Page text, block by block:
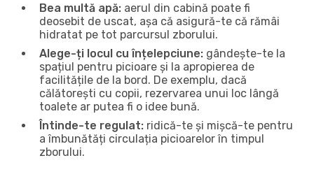
Bea multă apă: aerul din cabină poate fi
deosebit de uscat, așa că asigură-te că rămâi
hidratat pe tot parcursul zborului.
Alege-ți locul cu înțelepciune: gândește-te la
spațiul pentru picioare și la apropierea de
facilitățile de la bord. De exemplu, dacă
călătorești cu copii, rezervarea unui loc lângă
toalete ar putea fi o idee bună.
Întinde-te regulat: ridică-te și mișcă-te pentru
a îmbunătăți circulația picioarelor în timpul
zborului.